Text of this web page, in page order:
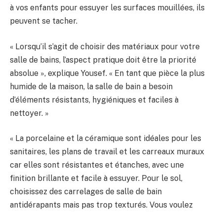
à vos enfants pour essuyer les surfaces mouillées, ils
peuvent se tacher.
« Lorsqu’il s’agit de choisir des matériaux pour votre
salle de bains, l’aspect pratique doit être la priorité
absolue », explique Yousef. « En tant que pièce la plus
humide de la maison, la salle de bain a besoin
d’éléments résistants, hygiéniques et faciles à
nettoyer. »
« La porcelaine et la céramique sont idéales pour les
sanitaires, les plans de travail et les carreaux muraux
car elles sont résistantes et étanches, avec une
finition brillante et facile à essuyer. Pour le sol,
choisissez des carrelages de salle de bain
antidérapants mais pas trop texturés. Vous voulez